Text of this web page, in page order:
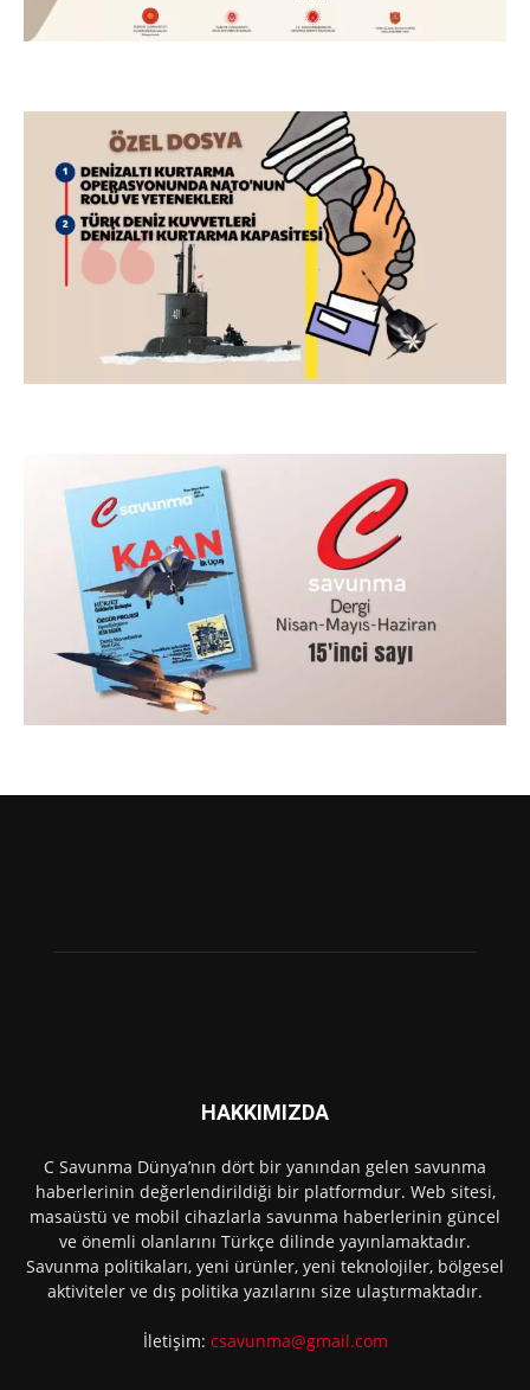
HAKKIMIZDA
C Savunma Dünya’nın dört bir yanından gelen savunma
haberlerinin değerlendirildiği bir platformdur. Web sitesi,
masaüstü ve mobil cihazlarla savunma haberlerinin güncel
ve önemli olanlarını Türkçe dilinde yayınlamaktadır.
Savunma politikaları, yeni ürünler, yeni teknolojiler, bölgesel
aktiviteler ve dış politika yazılarını size ulaştırmaktadır.
İletişim: csavunma@gmail.com